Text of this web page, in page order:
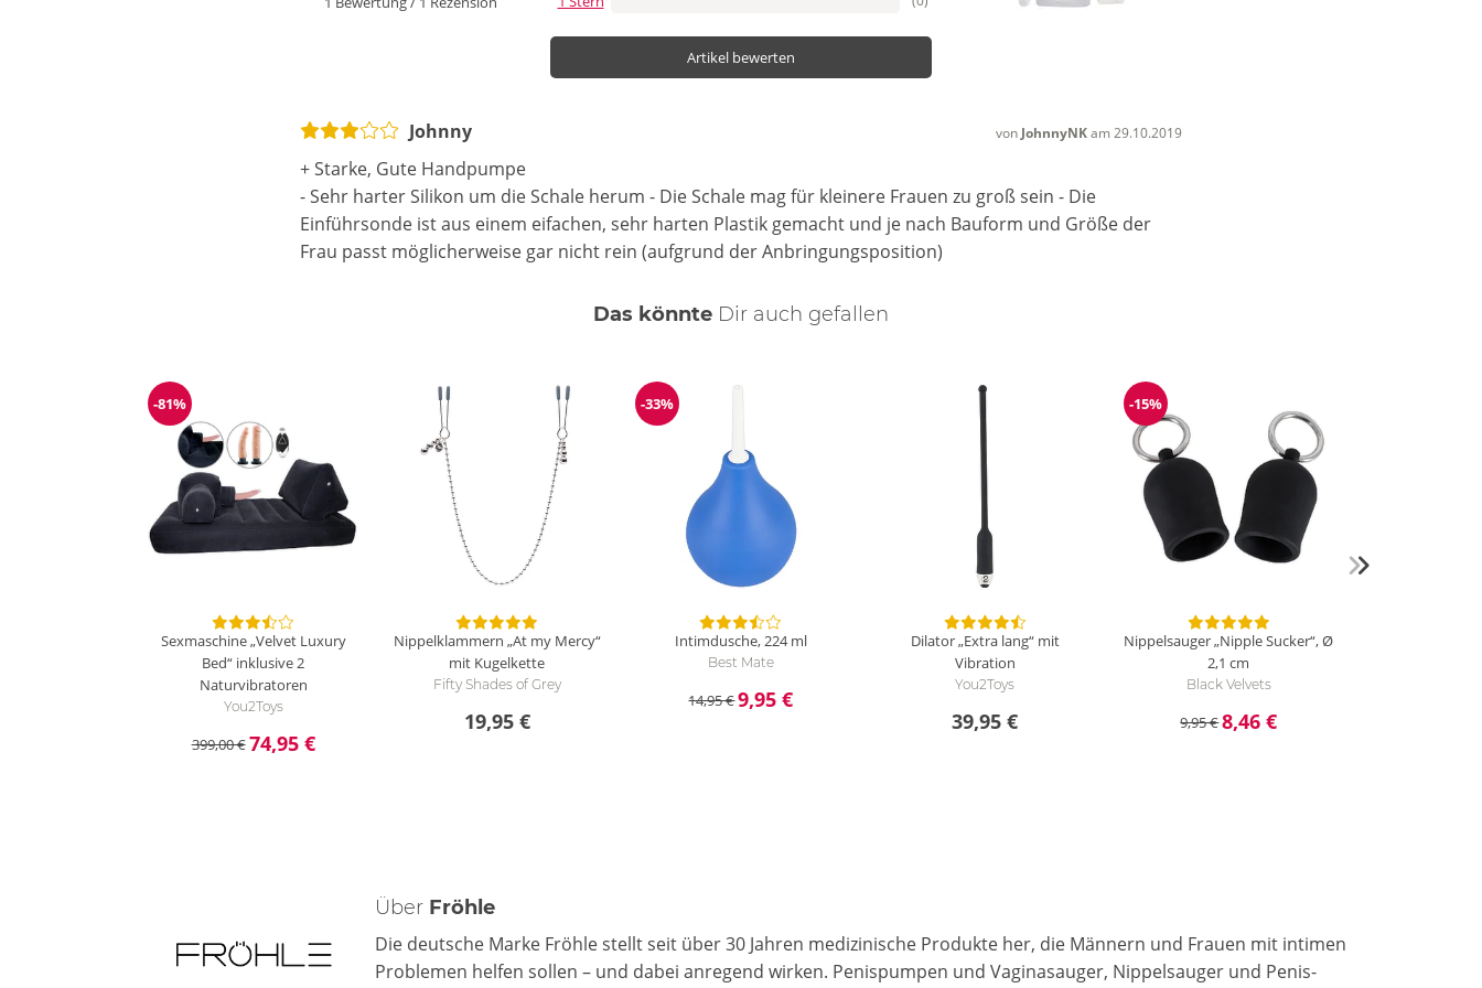
Artikel bewerten
Johnny von JohnnyNKam 29.10.2019
+ Starke, Gute Handpumpe
- Sehr harter Silikon um die Schale herum - Die Schale mag für kleinere Frauen zu groß sein - Die
Einführsonde ist aus einem eifachen, sehr harten Plastik gemacht und je nach Bauform und Größe der
Frau passt möglicherweise gar nicht rein (aufgrund der Anbringungsposition)
Das könnte Dir auch gefallen
Reduzierung
-81%
Sexmaschine „Velvet Luxury
Bed“ inklusive 2
Naturvibratoren
You2Toys
399,00 €74,95 €
Nippelklammern „At my Mercy“
mit Kugelkette
Fifty Shades of Grey
19,95 €
Reduzierung
-33%
Intimdusche, 224 ml
Best Mate
14,95 €9,95 €
Dilator „Extra lang“ mit
Vibration
You2Toys
39,95 €
Reduzierung
-15%
Nippelsauger „Nipple Sucker“, Ø
2,1 cm
Black Velvets
9,95 €8,46 €
Über Fröhle
Die deutsche Marke Fröhle stellt seit über 30 Jahren medizinische Produkte her, die Männern und Frauen mit intimen
Problemen helfen sollen – und dabei anregend wirken. Penispumpen und Vaginasauger, Nippelsauger und Penis-